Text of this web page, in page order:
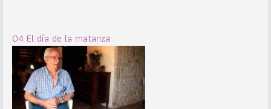
04 El día de la matanza